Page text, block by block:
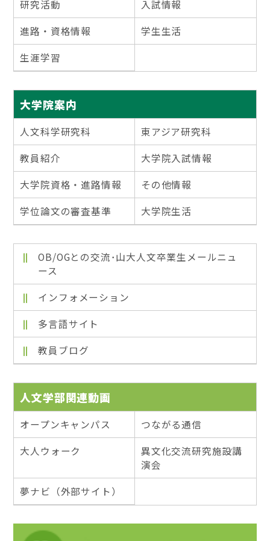
研究活動
入試情報
進路・資格情報
学生生活
生涯学習
大学院案内
人文科学研究科
東アジア研究科
教員紹介
大学院入試情報
大学院資格・進路情報
その他情報
学位論文の審査基準
大学院生活
OB/OGとの交流･山大人文卒業生メールニュ
ース
インフォメーション
多言語サイト
教員ブログ
人文学部関連動画
オープンキャンパス
つながる通信
大人ウォーク
異文化交流研究施設講
演会
夢ナビ（外部サイト）